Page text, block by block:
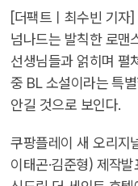
[더팩트ㅣ최수빈 기자
넘나드는 발칙한 로맨
선생님들과 얽히며 펼
중 BL 소설이라는 특
안길 것으로 보인다.
쿠팡플레이 새 오리지
이태곤·김준형) 제작